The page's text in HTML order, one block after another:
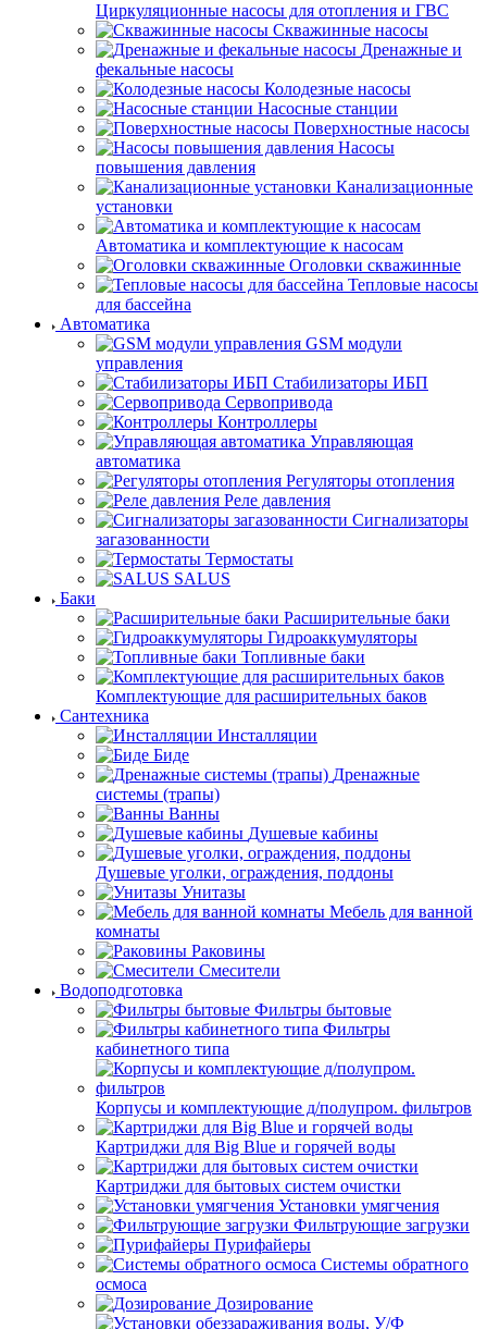
Циркуляционные насосы для отопления и ГВС
Скважинные насосы
Дренажные и
фекальные насосы
Колодезные насосы
Насосные станции
Поверхностные насосы
Насосы
повышения давления
Канализационные
установки
Автоматика и комплектующие к насосам
Оголовки скважинные
Тепловые насосы
для бассейна
Автоматика
GSM модули
управления
Стабилизаторы ИБП
Сервопривода
Контроллеры
Управляющая
автоматика
Регуляторы отопления
Реле давления
Сигнализаторы
загазованности
Термостаты
SALUS
Баки
Расширительные баки
Гидроаккумуляторы
Топливные баки
Комплектующие для расширительных баков
Сантехника
Инсталляции
Биде
Дренажные
системы (трапы)
Ванны
Душевые кабины
Душевые уголки, ограждения, поддоны
Унитазы
Мебель для ванной
комнаты
Раковины
Смесители
Водоподготовка
Фильтры бытовые
Фильтры
кабинетного типа
Корпусы и комплектующие д/полупром. фильтров
Картриджи для Big Blue и горячей воды
Картриджи для бытовых систем очистки
Установки умягчения
Фильтрующие загрузки
Пурифайеры
Системы обратного
осмоса
Дозирование